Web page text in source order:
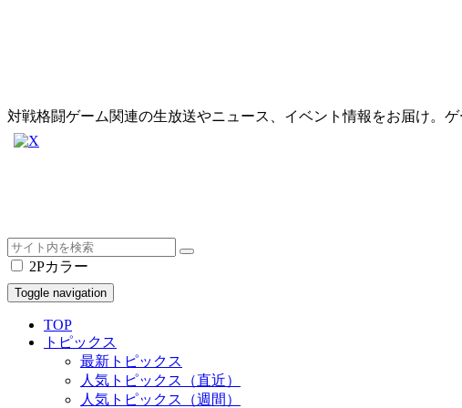
対戦格闘ゲーム関連の生放送やニュース、イベント情報をお届け。
2Pカラー
Toggle navigation
TOP
トピックス
最新トピックス
人気トピックス（直近）
人気トピックス（週間）